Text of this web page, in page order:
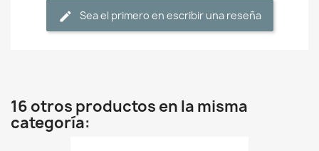
Sea el primero en escribir una reseña
16 otros productos en la misma
categoría: